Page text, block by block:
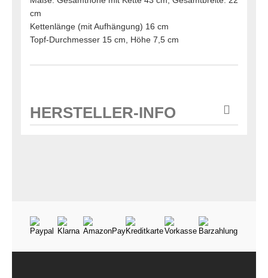
cm
Kettenlänge (mit Aufhängung) 16 cm
Topf-Durchmesser 15 cm, Höhe 7,5 cm
HERSTELLER-INFO